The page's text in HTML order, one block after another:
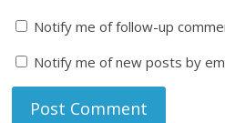
Notify me of follow-up
Notify me of new posts by